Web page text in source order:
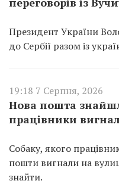
Президент України
до Сербії разом із
19:18 7 Серпня, 2026
Нова пошта
працівники
Собаку, якого
пошти вигнали на
знайти.